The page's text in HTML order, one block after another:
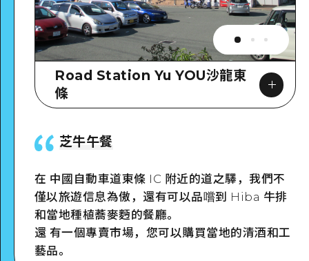
Road Station Yu YOU沙龍東
條
芝牛午餐
在 中國自動車道東條 IC 附近的道之驛，我們不
僅以旅遊信息為傲，還有可以品嚐到 Hiba 牛排
和當地種植蕎麥麪的餐廳。
還 有一個專賣市場，您可以購買當地的清酒和工
藝品。